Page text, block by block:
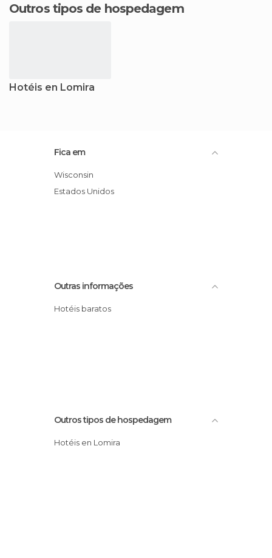
Outros tipos de hospedagem
Hotéis en Lomira
Fica em
Wisconsin
Estados Unidos
Outras informações
Hotéis baratos
Outros tipos de hospedagem
Hotéis en Lomira